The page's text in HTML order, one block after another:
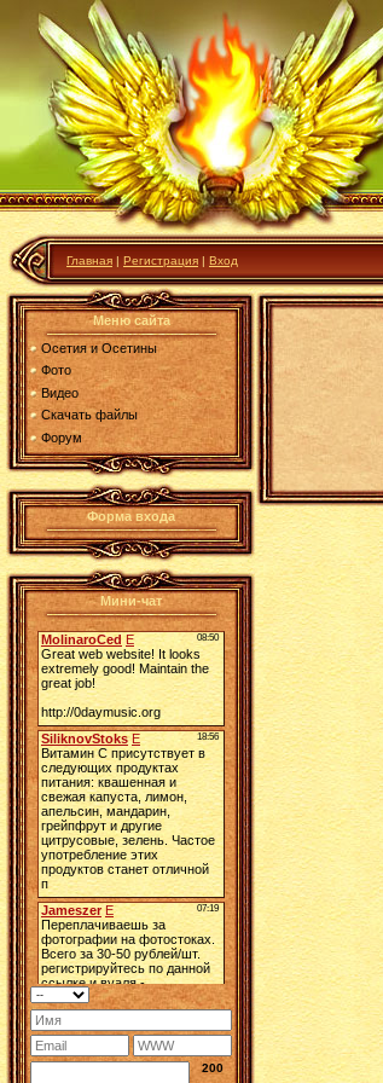
Главная | Регистрация | Вход
Меню сайта
Осетия и Осетины
Фото
Видео
Скачать файлы
Форум
Форма входа
Мини-чат
200